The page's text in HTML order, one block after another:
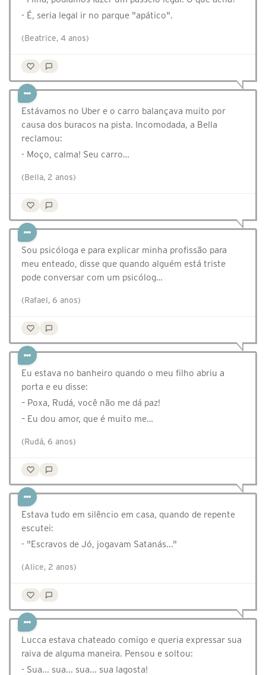
- É, seria legal ir no parque "apático".
(Beatrice, 4 anos)
Estávamos no Uber e o carro balançava muito por
causa dos buracos na pista. Incomodada, a Bella
reclamou:
- Moço, calma! Seu carro…
(Bella, 2 anos)
Sou psicóloga e para explicar minha profissão para
meu enteado, disse que quando alguém está triste
pode conversar com um psicólog…
(Rafael, 6 anos)
Eu estava no banheiro quando o meu filho abriu a
porta e eu disse:
– Poxa, Rudá, você não me dá paz!
– Eu dou amor, que é muito me…
(Rudá, 6 anos)
Estava tudo em silêncio em casa, quando de repente
escutei:
- "Escravos de Jó, jogavam Satanás..."
(Alice, 2 anos)
Lucca estava chateado comigo e queria expressar sua
raiva de alguma maneira. Pensou e soltou:
- Sua... sua... sua... sua lagosta!